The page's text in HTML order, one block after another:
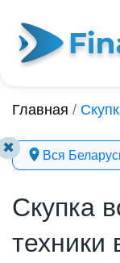
✖
Главная /
Вся
Скупка
техники